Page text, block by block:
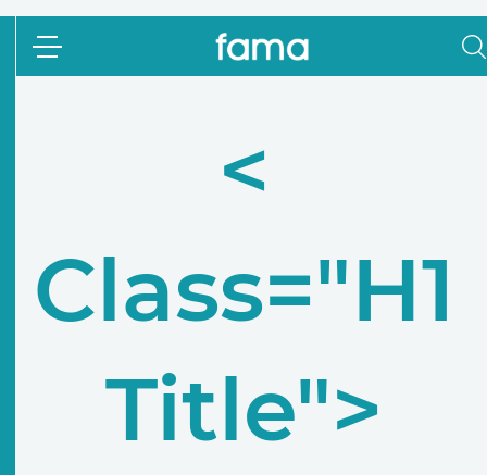
<
Class="h1
Title">